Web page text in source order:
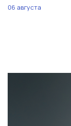
06 августа